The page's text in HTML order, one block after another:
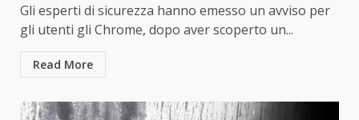
Gli esperti di sicurezza hanno emesso un avviso per
gli utenti gli Chrome, dopo aver scoperto un...
Read More